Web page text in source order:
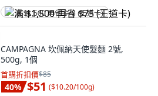
满 $1,500 再省 $75 (王道卡)
CAMPAGNA 坎佩納天使髮麵 2號,
500g, 1個
首購折扣價$85
40% $51 ($10.20/100g)